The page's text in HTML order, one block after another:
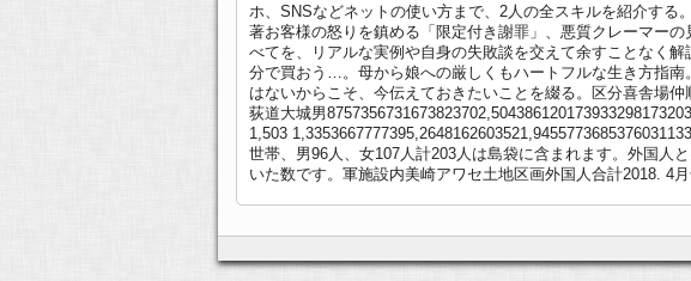
ホ、SNSなどネットの使い方まで、2人の全スキルを紹介す
著お客様の怒りを鎮める「限定付き謝罪」、悪質クレーマー
べてを、リアルな実例や自身の失敗談を交えて余すことなく
分で買おう…。母から娘への厳しくもハートフルな生き方指
はないからこそ、今伝えておきたいことを綴る。区分喜舎場
荻道大城男
1,503
世帯、男96人、女107人計203人は島袋に含まれます。外国人
いた数です。軍施設内美崎アワセ土地区画外国人合計2018. 4